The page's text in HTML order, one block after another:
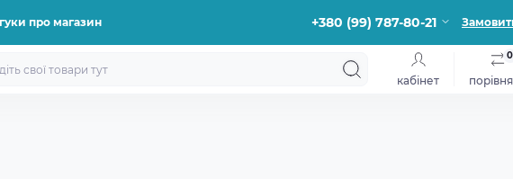
про магазин +380 (99) 787-80-21
кабінет
0